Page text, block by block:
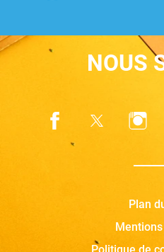
NOUS
Plan
Politique de